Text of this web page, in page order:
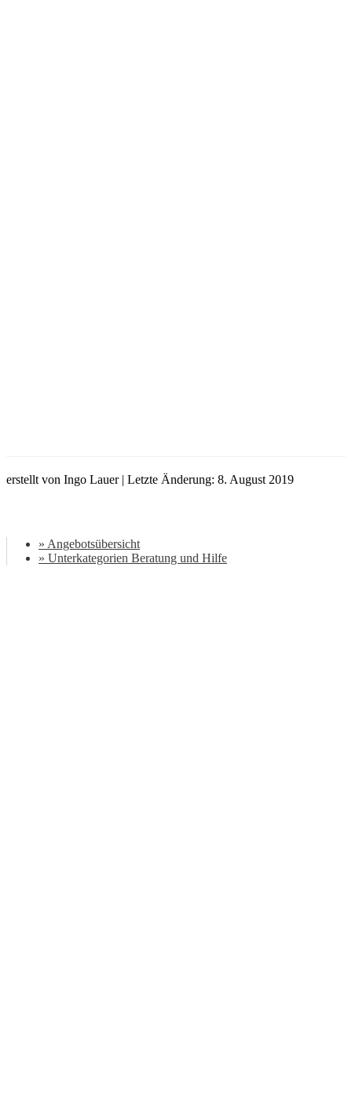
erstellt von Ingo Lauer | Letzte Änderung: 8. August 2019
» Angebotsübersicht
» Unterkategorien Beratung und Hilfe